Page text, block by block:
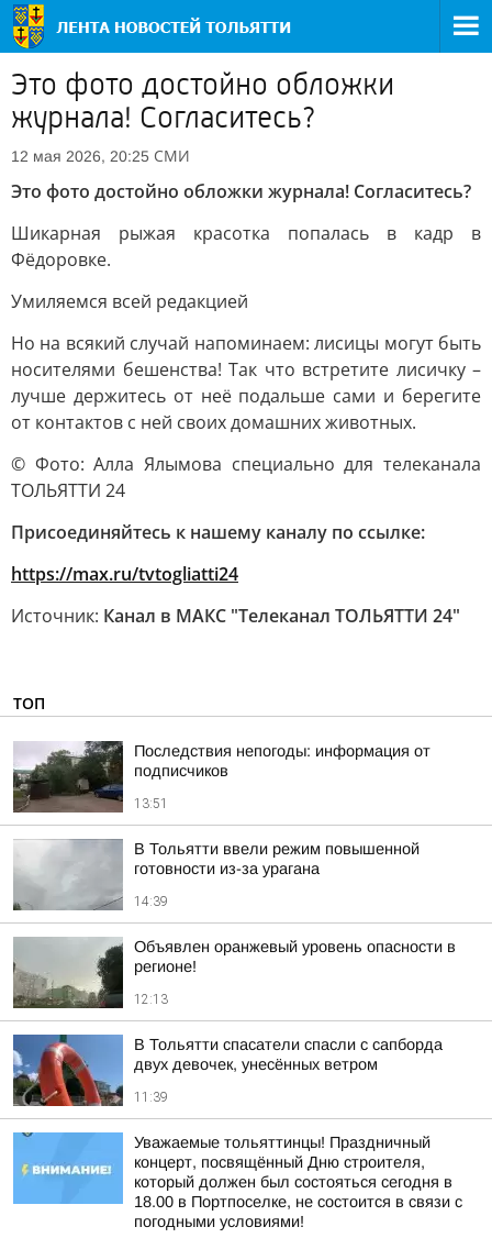
Это фото достойно обложки
журнала! Согласитесь?
12 мая 2026, 20:25 СМИ
Это фото достойно обложки журнала! Согласитесь?
Шикарная рыжая красотка попалась в кадр в
Фёдоровке.
Умиляемся всей редакцией
Но на всякий случай напоминаем: лисицы могут быть
носителями бешенства! Так что встретите лисичку –
лучше держитесь от неё подальше сами и берегите
от контактов с ней своих домашних животных.
© Фото: Алла Ялымова специально для телеканала
ТОЛЬЯТТИ 24
Присоединяйтесь к нашему каналу по ссылке:
https://max.ru/tvtogliatti24
Источник: Канал в МАКС "Телеканал ТОЛЬЯТТИ 24"
ТОП
Последствия непогоды: информация от
подписчиков
13:51
В Тольятти ввели режим повышенной
готовности из-за урагана
14:39
Объявлен оранжевый уровень опасности в
регионе!
12:13
В Тольятти спасатели спасли с сапборда
двух девочек, унесённых ветром
11:39
Уважаемые тольяттинцы! Праздничный
концерт, посвящённый Дню строителя,
который должен был состояться сегодня в
18.00 в Портпоселке, не состоится в связи с
погодными условиями!